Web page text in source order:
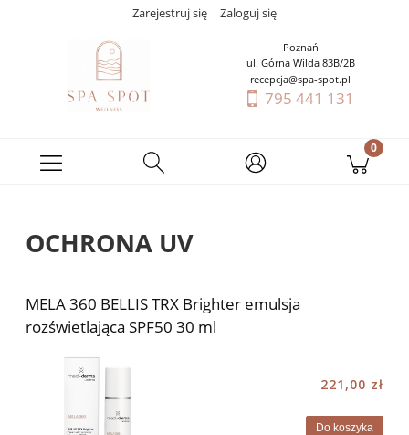
Zarejestruj się Zaloguj się
Poznań
ul. Górna Wilda 83B/2B
recepcja@spa-spot.pl
795 441 131
OCHRONA UV
MELA 360 BELLIS TRX Brighter emulsja
rozświetlająca SPF50 30 ml
221,00 zł
Do koszyka